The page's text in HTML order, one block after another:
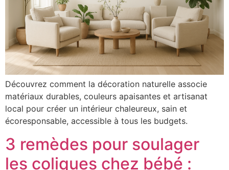
Découvrez comment la décoration naturelle associe
matériaux durables, couleurs apaisantes et artisanat
local pour créer un intérieur chaleureux, sain et
écoresponsable, accessible à tous les budgets.
3 remèdes pour soulager
les coliques chez bébé :